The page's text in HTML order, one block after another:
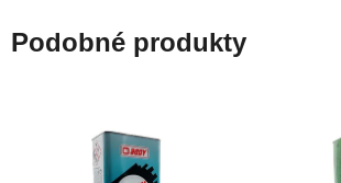
Podobné produkty